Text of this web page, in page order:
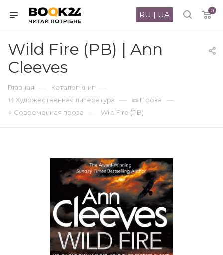
0
RU | UA
Wild Fire (PB) | Ann
Cleeves
Главная — Каталог книг —
📒 Художественная литература — 📜 Проза —
⭐ Современная проза — Wild Fire (PB)